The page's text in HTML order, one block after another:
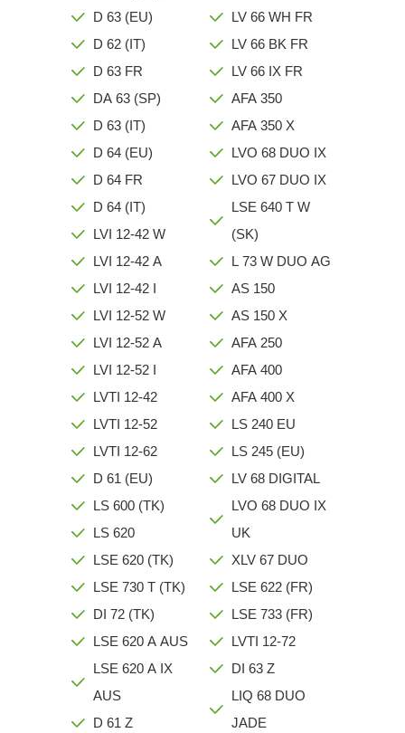
D 63 (EU)
D 62 (IT)
D 63 FR
DA 63 (SP)
D 63 (IT)
D 64 (EU)
D 64 FR
D 64 (IT)
LVI 12-42 W
LVI 12-42 A
LVI 12-42 I
LVI 12-52 W
LVI 12-52 A
LVI 12-52 I
LVTI 12-42
LVTI 12-52
LVTI 12-62
D 61 (EU)
LS 600 (TK)
LS 620
LSE 620 (TK)
LSE 730 T (TK)
DI 72 (TK)
LSE 620 A AUS
LSE 620 A IX
AUS
D 61 Z
LV 66 WH FR
LV 66 BK FR
LV 66 IX FR
AFA 350
AFA 350 X
LVO 68 DUO IX
LVO 67 DUO IX
LSE 640 T W
(SK)
L 73 W DUO AG
AS 150
AS 150 X
AFA 250
AFA 400
AFA 400 X
LS 240 EU
LS 245 (EU)
LV 68 DIGITAL
LVO 68 DUO IX
UK
XLV 67 DUO
LSE 622 (FR)
LSE 733 (FR)
LVTI 12-72
DI 63 Z
LIQ 68 DUO
JADE